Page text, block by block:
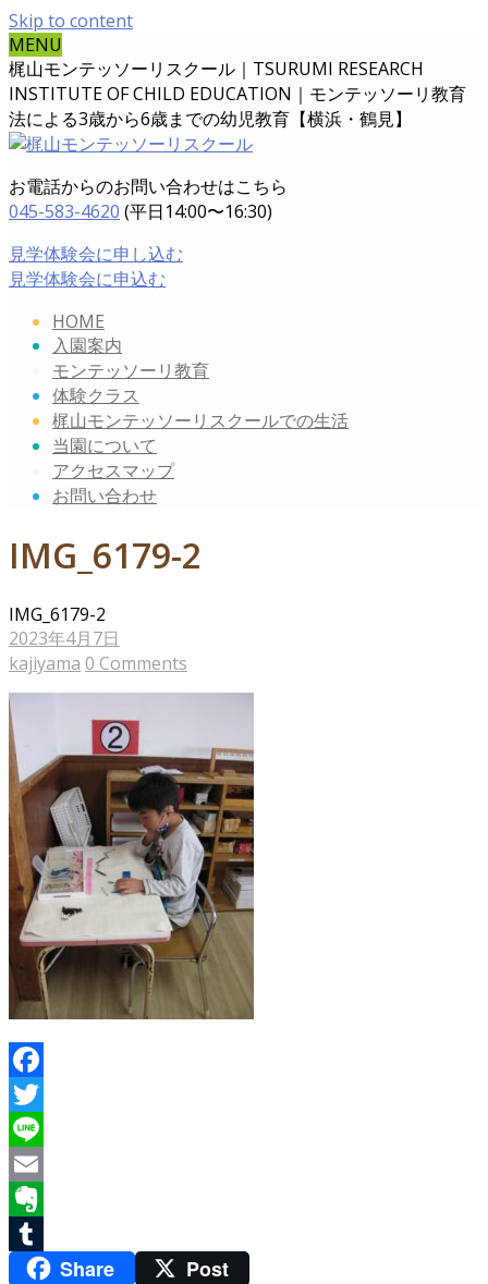
Skip to content
MENU
梶山モンテッソーリスクール｜TSURUMI RESEARCH
INSTITUTE OF CHILD EDUCATION｜ モンテッソーリ教育
法による3歳から6歳までの幼児教育【横浜・鶴見】
お電話からのお問い合わせはこちら
045-583-4620 (平日14:00〜16:30)
見学体験会に申し込む
見学体験会に申込む
HOME
入園案内
モンテッソーリ教育
体験クラス
梶山モンテッソーリスクールでの生活
当園について
アクセスマップ
お問い合わせ
IMG_6179-2
IMG_6179-2
2023年4月7日
kajiyama 0 Comments
Facebook
Twitter
Line
Email
Evernote
TumblrShare Post